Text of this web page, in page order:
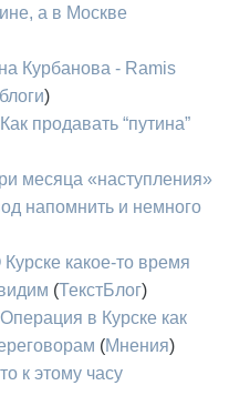
а в Москве
Курбанова - Ramis
)
продавать “путина”
месяца «наступления»
напомнить и немного
какое-то время
(ТекстБлог)
в Курске как
(Мнения)
к этому часу